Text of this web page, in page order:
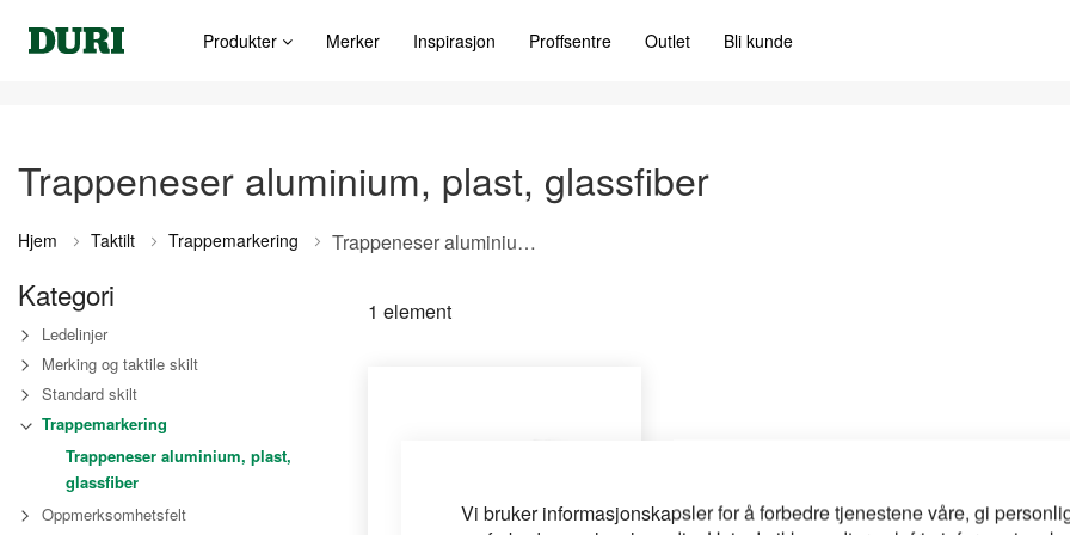
Vi bruker informasjonskapsler for å forbedre tjenestene våre, gi
Produkter Merker Inspirasjon Proffsentre Outlet Bli kunde
Trappeneser aluminium, plast, glassfiber
Hjem Taktilt Trappemarkering Trappeneser aluminium, plast, glassfiber
1 element
Kategori
Ledelinjer
Merking og taktile skilt
Standard skilt
Trappemarkering
Trappeneser aluminium, plast,
glassfiber
Oppmerksomhetsfelt